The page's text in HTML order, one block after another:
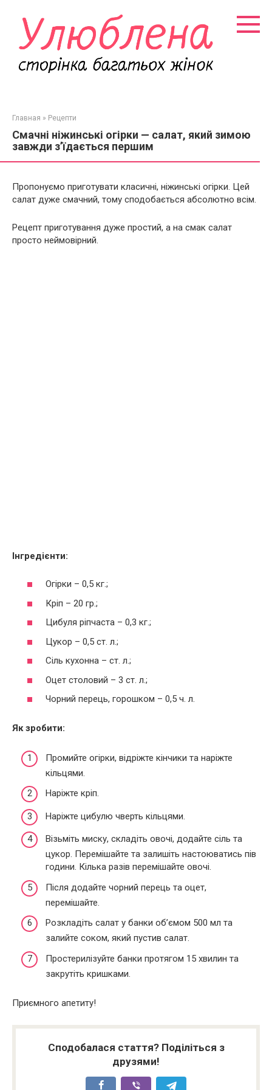
контенту
Главная » Рецепти
Смачні ніжинські огірки — салат, який зимою
завжди з’їдається першим
Пропонуємо приготувати класичні, ніжинські огірки. Цей
салат дуже смачний, тому сподобається абсолютно всім.
Рецепт приготування дуже простий, а на смак салат
просто неймовірний.
Інгредієнти:
Огірки – 0,5 кг.;
Кріп – 20 гр.;
Цибуля ріпчаста – 0,3 кг.;
Цукор – 0,5 ст. л.;
Сіль кухонна – ст. л.;
Оцет столовий – 3 ст. л.;
Чорний перець, горошком – 0,5 ч. л.
Як зробити:
Промийте огірки, відріжте кінчики та наріжте
кільцями.
Наріжте кріп.
Наріжте цибулю чверть кільцями.
Візьміть миску, складіть овочі, додайте сіль та
цукор. Перемішайте та залишіть настоюватись пів
години. Кілька разів перемішайте овочі.
Після додайте чорний перець та оцет,
перемішайте.
Розкладіть салат у банки об’ємом 500 мл та
залийте соком, який пустив салат.
Простерилізуйте банки протягом 15 хвилин та
закрутіть кришками.
Приємного апетиту!
Сподобалася стаття? Поділіться з
друзями!